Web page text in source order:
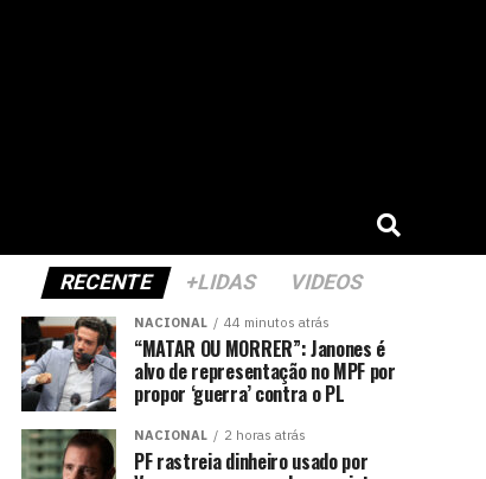
RECENTE +LIDAS VIDEOS
NACIONAL 44 minutos atrás
“MATAR OU MORRER”: Janones é
alvo de representação no MPF por
propor ‘guerra’ contra o PL
NACIONAL 2 horas atrás
PF rastreia dinheiro usado por